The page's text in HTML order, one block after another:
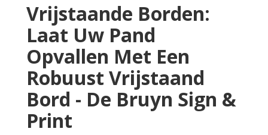
Vrijstaande Borden:
Laat Uw Pand
Opvallen Met Een
Robuust Vrijstaand
Bord - De Bruyn Sign &
Print